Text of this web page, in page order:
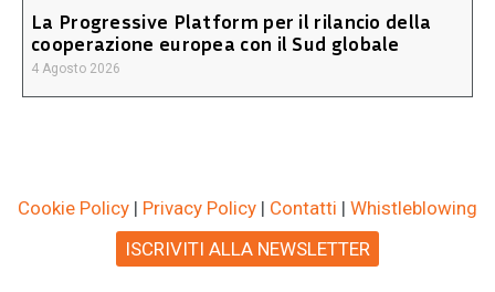
La Progressive Platform per il rilancio della
cooperazione europea con il Sud globale
4 Agosto 2026
Cookie Policy | Privacy Policy | Contatti | Whistleblowing
ISCRIVITI ALLA NEWSLETTER